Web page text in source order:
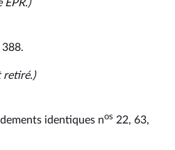
388.
retiré.)
identiques nos 22, 63,